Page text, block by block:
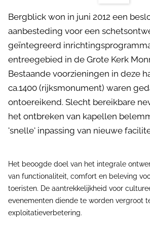
Bergblick won in juni 2012 een
aanbesteding voor een
geïntegreerd
entreegebied in de Grote Kerk
Bestaande voorzieningen in deze
ca.1400 (rijksmonument) waren
ontoereikend. Slecht bereikbare
het ontbreken van kapellen
'snelle' inpassing van nieuwe
Het beoogde doel van het integrale
van functionaliteit, comfort en beleving
toeristen. De aantrekkelijkheid voor
evenementen diende te worden vergroot
exploitatieverbetering.